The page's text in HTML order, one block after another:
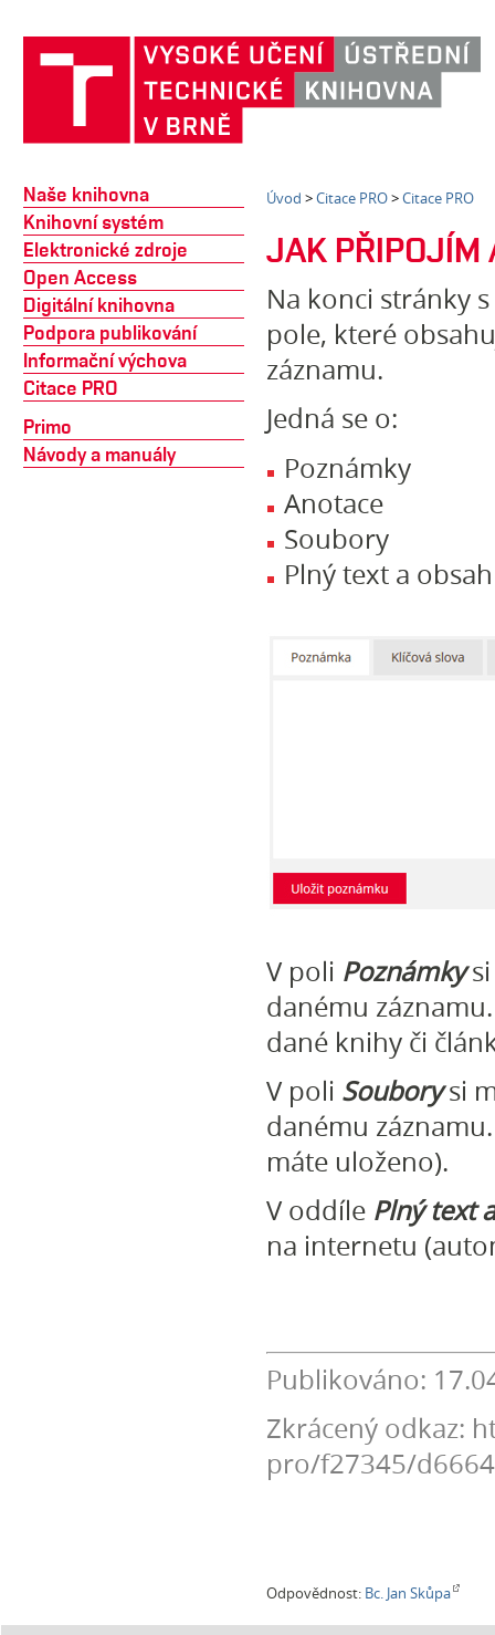
Naše knihovna
Knihovní systém
Elektronické zdroje
Open Access
Digitální knihovna
Podpora publikování
Informační výchova
Citace PRO
Primo
Návody a manuály
Úvod >Citace PRO>Citace PRO
JAK PŘIPOJÍM
Na konci stránky
pole, které
záznamu.
Jedná se o:
Poznámky
Anotace
Soubory
Plný text a obsah
V poli Poznámkysi
danému
dané knihy či
V poli Souborysi
danému
máte uloženo).
V oddíle Plný text
na internetu
Publikováno:
Zkrácený odkaz:
pro/f27345/
Odpovědnost: Bc. Jan Skůpa